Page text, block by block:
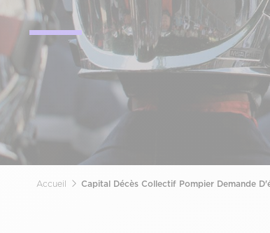
Fil
Accueil Capital Décès Collectif Pompier Demande